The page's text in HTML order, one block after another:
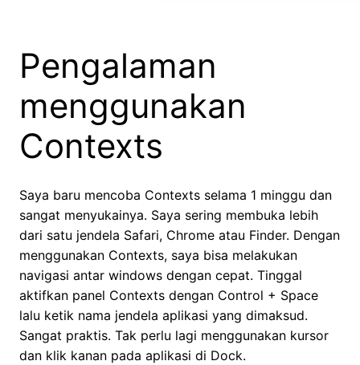
Pengalaman
menggunakan
Contexts
Saya baru mencoba Contexts selama 1 minggu dan
sangat menyukainya. Saya sering membuka lebih
dari satu jendela Safari, Chrome atau Finder. Dengan
menggunakan Contexts, saya bisa melakukan
navigasi antar windows dengan cepat. Tinggal
aktifkan panel Contexts dengan Control + Space
lalu ketik nama jendela aplikasi yang dimaksud.
Sangat praktis. Tak perlu lagi menggunakan kursor
dan klik kanan pada aplikasi di Dock.